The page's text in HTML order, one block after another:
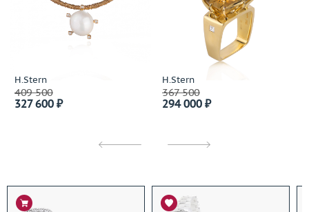
H.Stern
409 500
327 600 ₽
H.Stern
367 500
294 000 ₽